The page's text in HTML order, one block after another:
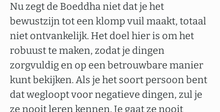
Nu zegt de Boeddha niet dat je het
bewustzijn tot een klomp vuil maakt, totaal
niet ontvankelijk. Het doel hier is om het
robuust te maken, zodat je dingen
zorgvuldig en op een betrouwbare manier
kunt bekijken. Als je het soort persoon bent
dat wegloopt voor negatieve dingen, zul je
ze nooit leren kennen. Je gaat ze nooit